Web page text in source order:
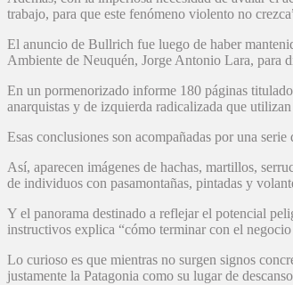
trabajo, para que este fenómeno violento no
El anuncio de Bullrich fue luego de haber
Ambiente de Neuquén, Jorge Antonio Lara, para
En un pormenorizado informe 180 páginas
anarquistas y de izquierda radicalizada que
Esas conclusiones son acompañadas por una
Así, aparecen imágenes de hachas, martillos,
de individuos con pasamontañas, pintadas y
Y el panorama destinado a reflejar el potencial
instructivos explica “cómo terminar con el
Lo curioso es que mientras no surgen signos
justamente la Patagonia como su lugar de